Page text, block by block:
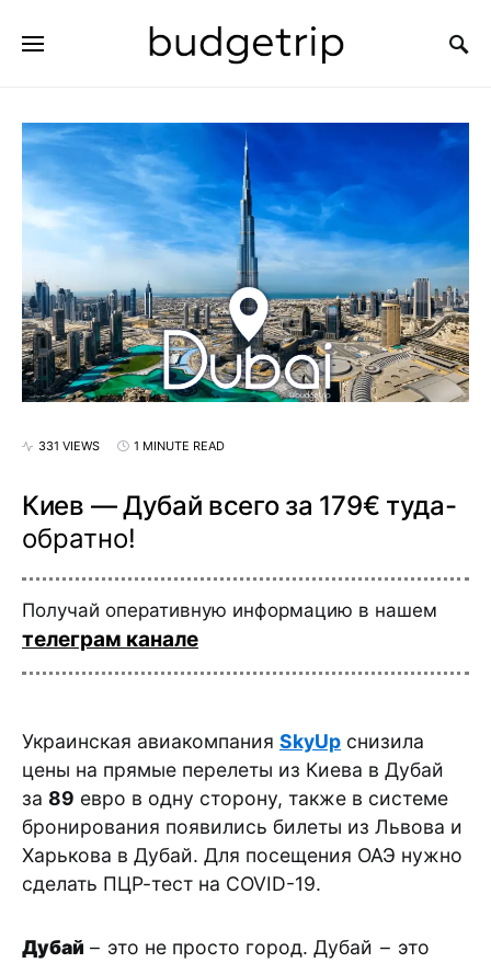
331 VIEWS 1 MINUTE READ
Киев — Дубай всего за 179€ туда-
обратно!
Получай оперативную информацию в нашем
телеграм канале
Украинская авиакомпания SkyUp снизила
цены на прямые перелеты из Киева в Дубай
за 89 евро в одну сторону, также в системе
бронирования появились билеты из Львова и
Харькова в Дубай. Для посещения ОАЭ нужно
сделать ПЦР-тест на COVID-19.
Дубай – это не просто город. Дубай – это